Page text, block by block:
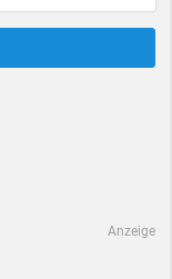
Anzeige